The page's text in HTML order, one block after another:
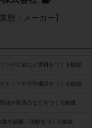
業態：メーカー】
ンや灯油など燃料をつくる触媒
チックや化学繊維をつくる触媒
油や医薬品などをつくる触媒
素や硫酸、硝酸をつくる触媒